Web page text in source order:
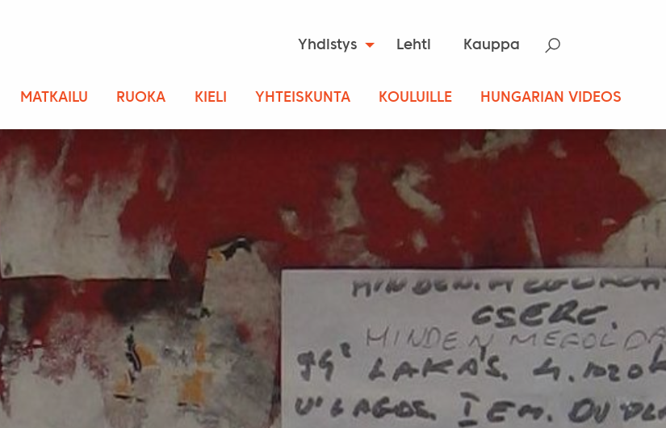
Yhdistys Lehti Kauppa
MATKAILU RUOKA KIELI YHTEISKUNTA KOULUILLE HUNGARIAN VIDEOS